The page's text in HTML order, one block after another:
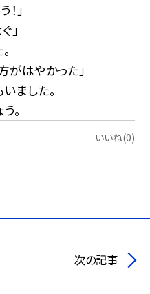
」
」
がはやかった」
ました。
。
いいね(0)
次の記事